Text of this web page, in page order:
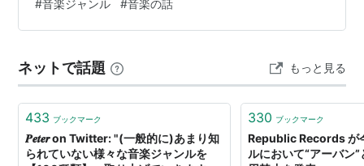
YouTubeなどの映像の背景で、知らないうちに何度も耳
にしている音楽でもあります。映像をそっと支えてい
「歌わないポップス」だと私は思っています。歌詞はあ
りませんが、はっきりしたメロディがあ…
#音楽ジャンル #音楽の話
ネットで話題 もっと見る
433 ブックマーク
𝑷𝒆𝒕𝒆𝒓 on Twitter: "(一般的に)あまり知
られていない様々な音楽ジャンルを
330 ブックマーク
Republic Records が
ルにおいて“アーバン